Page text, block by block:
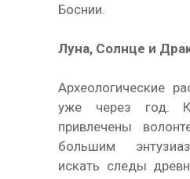
Боснии.
Луна, Солнце и
Археологические
уже через год.
привлечены
большим
искать следы